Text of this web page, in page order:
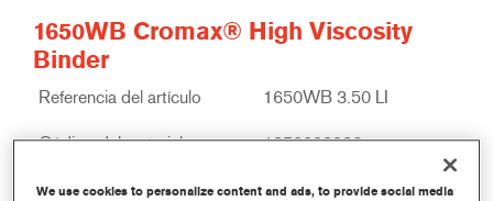
1650WB Cromax® High Viscosity
Binder
Referencia del artículo 1650WB 3.50 LI
Código del material 1250093926
Más información
We use cookies to personalize content and ads, to provide social media